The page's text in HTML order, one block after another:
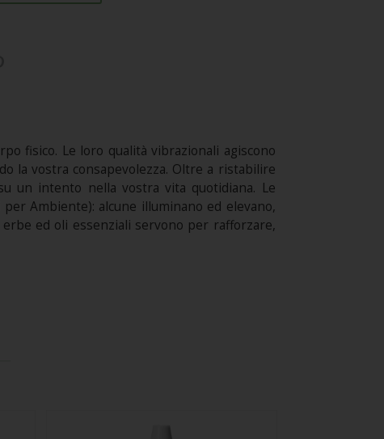
fisico. Le loro qualità vibrazionali agiscono
la vostra consapevolezza. Oltre a ristabilire
un intento nella vostra vita quotidiana. Le
Ambiente): alcune illuminano ed elevano,
ed oli essenziali servono per rafforzare,